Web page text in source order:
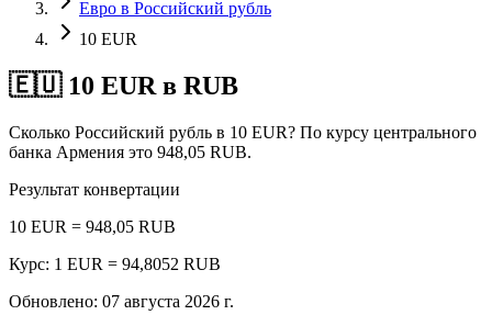
Евро в Российский рубль
10 EUR
🇪🇺 10 EUR в RUB
Сколько Российский рубль в 10 EUR? По курсу центрального
банка Армения это 948,05 RUB.
Результат конвертации
10 EUR = 948,05 RUB
Курс: 1 EUR = 94,8052 RUB
Обновлено: 07 августа 2026 г.